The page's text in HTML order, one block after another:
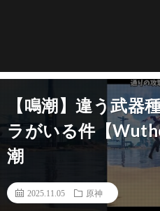
【鳴潮】違う武器
ラがいる件【
潮
2025.11.05 原神